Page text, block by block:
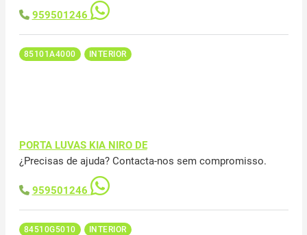
959501246
85101A4000 INTERIOR
PORTA LUVAS KIA NIRO DE
¿Precisas de ajuda? Contacta-nos sem compromisso.
959501246
84510G5010 INTERIOR